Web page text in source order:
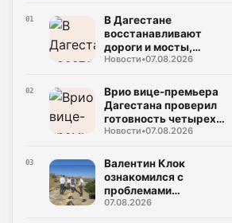
01
В Дагестане
восстанавливают
дороги и мосты,
поврежденные ливнями
Новости•07.08.2026
02
Врио вице-премьера
Дагестана проверил
готовность четырех
школ к 1 сентября
Новости•07.08.2026
03
Валентин Клок
ознакомился с
проблемами
водоснабжения
07.08.2026